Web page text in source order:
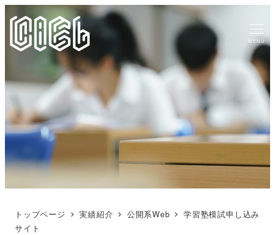
MENU
トップページ 実績紹介 公開系Web
学習塾模試申し込み
サイト